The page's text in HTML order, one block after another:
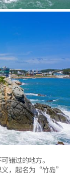
错过的地方。
义，起名为“竹岛”